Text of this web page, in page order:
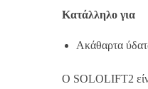
Κατάλληλο για
Ακάθαρτα
Ο SOLOLIFT2